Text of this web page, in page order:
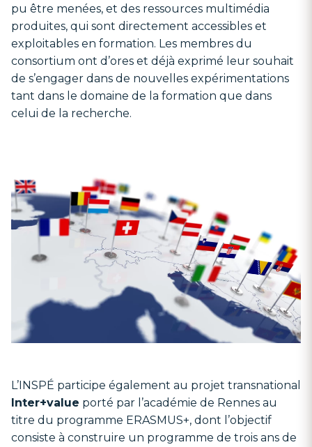
pu être menées, et des ressources multimédia
produites, qui sont directement accessibles et
exploitables en formation. Les membres du
consortium ont d’ores et déjà exprimé leur souhait
de s’engager dans de nouvelles expérimentations
tant dans le domaine de la formation que dans
celui de la recherche.
L’INSPÉ participe également au projet transnational
Inter+value porté par l’académie de Rennes au
titre du programme ERASMUS+, dont l’objectif
consiste à construire un programme de trois ans de